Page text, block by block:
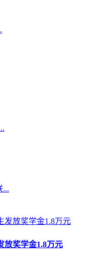
...
放奖学金1.8万元